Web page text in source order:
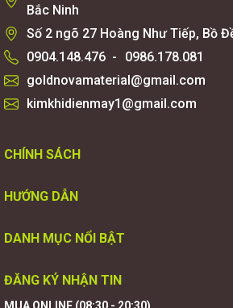
Bắc Ninh
Số 2 ngõ 27 Hoàng Như Tiếp, Bồ
0904.148.476 -
0986.178.081
goldnovamaterial@gmail.com
kimkhidienmay1@gmail.com
CHÍNH SÁCH
HƯỚNG DẪN
DANH MỤC NỔI BẬT
ĐĂNG KÝ NHẬN TIN